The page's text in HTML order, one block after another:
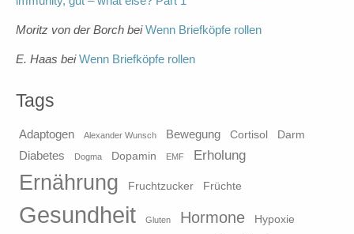
Moritz von der Borch beiWenn Briefköpfe rollen
E. Haas beiWenn Briefköpfe rollen
Tags
Adaptogen Alexander Wunsch Bewegung Cortisol Darm
Diabetes Dogma Dopamin EMF Erholung
Ernährung Fruchtzucker Früchte
Gesundheit Gluten Hormone
Hypoxie